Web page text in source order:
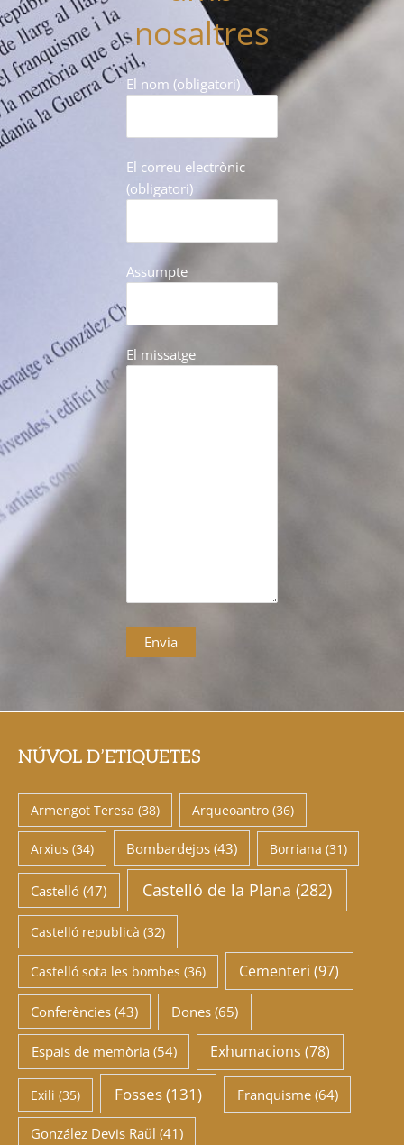
nosaltres
El nom (obligatori)
El correu electrònic
(obligatori)
Assumpte
El missatge
NÚVOL D’ETIQUETES
Armengot Teresa (38) Arqueoantro(36)
Arxius (34) Bombardejos(43) Borriana (31)
Castelló (47) Castelló de la Plana (282)
Castelló republicà (32)
Castelló sota les bombes (36) Cementeri (97)
Conferències (43) Dones(65)
Espais de memòria (54) Exhumacions (78)
Exili (35) Fosses(131) Franquisme(64)
González Devis Raül (41)